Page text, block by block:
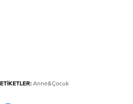
ETİKETLER: Anne&Çocuk